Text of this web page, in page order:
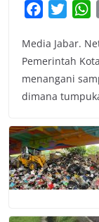
c
e
b
o
k
i
t
t
e
a
t
s
A
p
Media Jabar.
Pemerintah
menangani
dimana